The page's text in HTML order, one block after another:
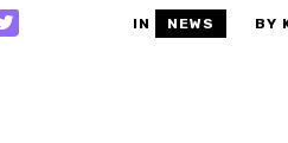
IN NEWS BY